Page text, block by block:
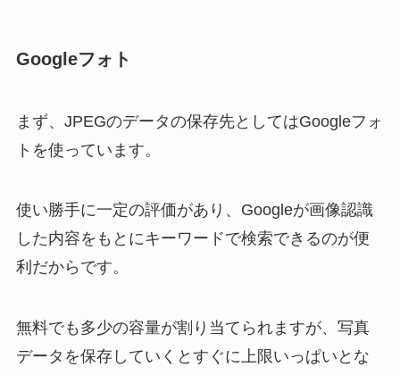
Googleフォト
まず、JPEGのデータの保存先としてはGoogleフォ
トを使っています。
使い勝手に一定の評価があり、Googleが画像認識
した内容をもとにキーワードで検索できるのが便
利だからです。
無料でも多少の容量が割り当てられますが、写真
データを保存していくとすぐに上限いっぱいとな